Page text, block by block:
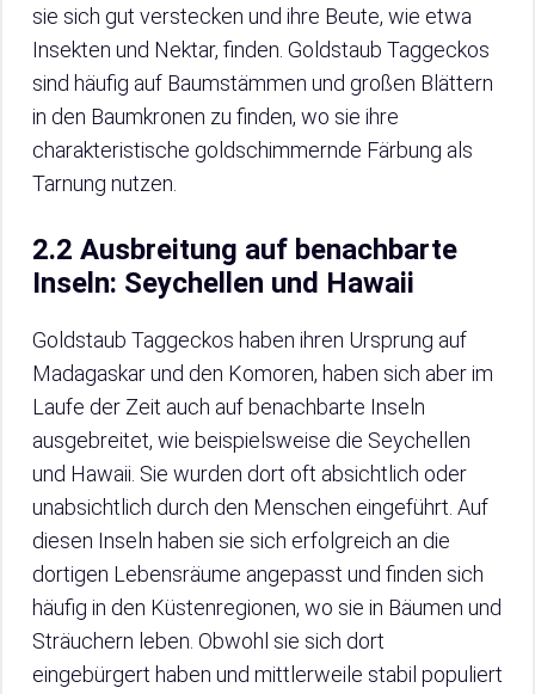
sie sich gut verstecken und ihre Beute, wie etwa
Insekten und Nektar, finden. Goldstaub Taggeckos
sind häufig auf Baumstämmen und großen Blättern
in den Baumkronen zu finden, wo sie ihre
charakteristische goldschimmernde Färbung als
Tarnung nutzen.
2.2 Ausbreitung auf benachbarte
Inseln: Seychellen und Hawaii
Goldstaub Taggeckos haben ihren Ursprung auf
Madagaskar und den Komoren, haben sich aber im
Laufe der Zeit auch auf benachbarte Inseln
ausgebreitet, wie beispielsweise die Seychellen
und Hawaii. Sie wurden dort oft absichtlich oder
unabsichtlich durch den Menschen eingeführt. Auf
diesen Inseln haben sie sich erfolgreich an die
dortigen Lebensräume angepasst und finden sich
häufig in den Küstenregionen, wo sie in Bäumen und
Sträuchern leben. Obwohl sie sich dort
eingebürgert haben und mittlerweile stabil populiert